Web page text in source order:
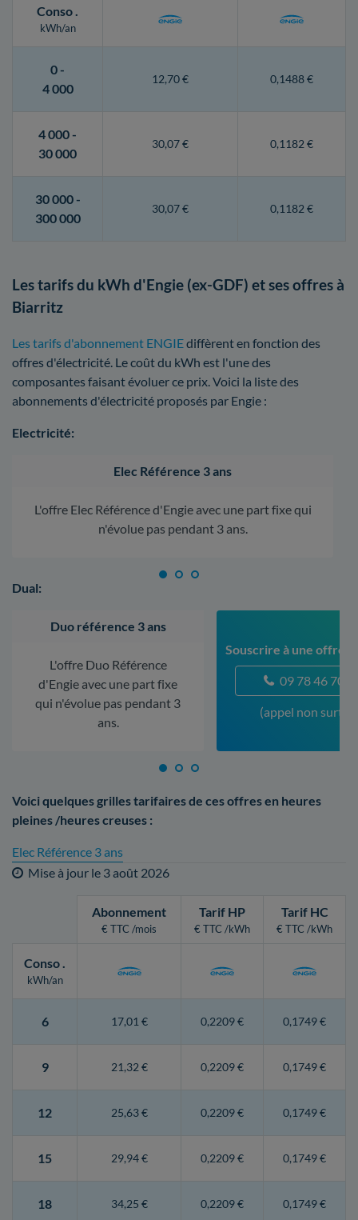
Conso.
kWh/an
0 -
4 000
12,70 € 0,1488 €
4 000 -
30 000
30,07 € 0,1182 €
30 000 -
300 000
30,07 € 0,1182 €
Les tarifs du kWh d'Engie (ex-GDF) et ses offres à
Biarritz
Les tarifs d'abonnement ENGIEdiffèrent en fonction des
offres d'électricité. Le coût du kWh est l'une des
composantes faisant évoluer ce prix. Voici la liste des
abonnements d'électricité proposés par Engie :
Electricité:
Elec Référence 3 ans
L'offre Elec Référence d'Engie avec une part fixe qui
n'évolue pas pendant 3 ans.
Dual:
Duo référence 3 ans
L'offre Duo Référence
d'Engie avec une part fixe
qui n'évolue pas pendant 3
ans.
Souscrire à une offre
09 78 46 70
(appel non
Voici quelques grilles tarifaires de ces offres en heures
pleines /heures creuses :
Elec Référence 3 ans
Mise à jour le 3 août 2026
Abonnement
€ TTC /mois
Tarif HP
€ TTC /kWh
Tarif HC
€ TTC /kWh
Conso.
kWh/an
6 17,01 € 0,2209 € 0,1749 €
9 21,32 € 0,2209 € 0,1749 €
12 25,63 € 0,2209 € 0,1749 €
15 29,94 € 0,2209 € 0,1749 €
18 34,25 € 0,2209 € 0,1749 €